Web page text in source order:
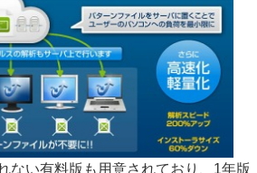
ない有料版も用意されており、1年版